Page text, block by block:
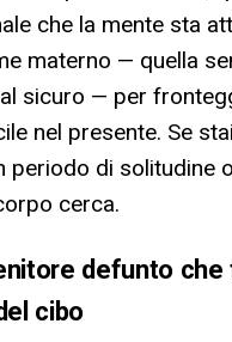
che la mente sta
materno — quella
sicuro — per
nel presente. Se stai
periodo di solitudine
cerca.
defunto che
cibo